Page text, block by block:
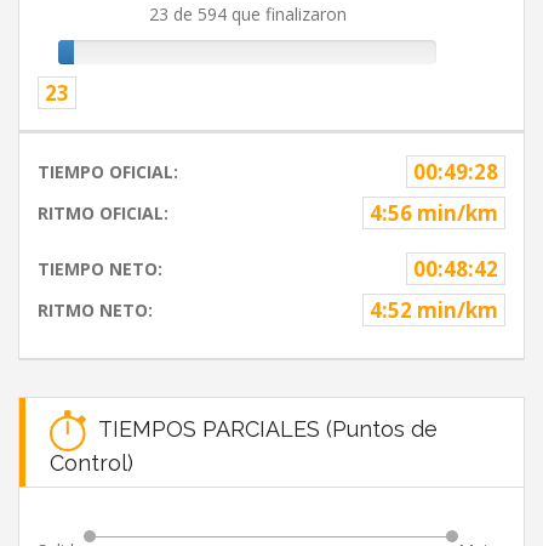
23 de 594 que finalizaron
23
TIEMPO OFICIAL: 00:49:28
RITMO OFICIAL: 4:56 min/km
TIEMPO NETO: 00:48:42
RITMO NETO: 4:52 min/km
TIEMPOS PARCIALES (Puntos de
Control)